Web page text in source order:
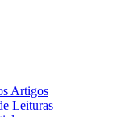
Artigos
Leituras